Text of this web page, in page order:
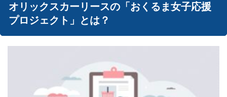
オリックスカーリースの「おくるま女子応援
プロジェクト」とは？